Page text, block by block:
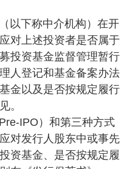
以下称中介机构）在开
对上述投资者是否属于
投资基金监督管理暂行
人登记和基金备案办法
金以及是否按规定履行
。
IPO）和第三种方式
对发行人股东中或事先
资基金、是否按规定履